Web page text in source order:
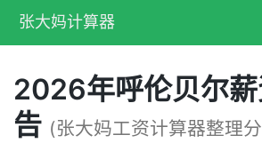
张大妈计算器
2026年呼伦贝尔
告 (张大妈工资计算器整理